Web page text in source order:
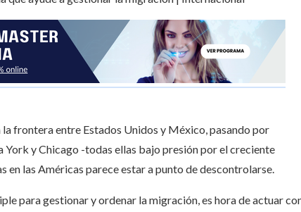
frontera entre Estados Unidos y México, pasando por
y Chicago -todas ellas bajo presión por el creciente
en las Américas parece estar a punto de descontrolarse.
para gestionar y ordenar la migración, es hora de actuar